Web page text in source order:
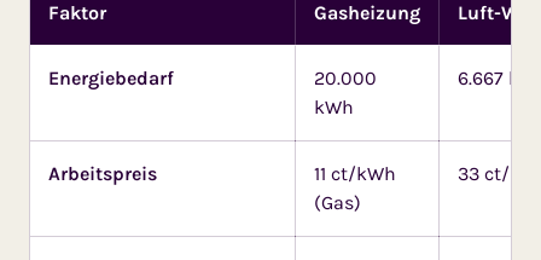
Faktor Gasheizung Luft-
Energiebedarf
20.000
kWh
6.667
Arbeitspreis
11 ct/kWh
(Gas)
33 ct/